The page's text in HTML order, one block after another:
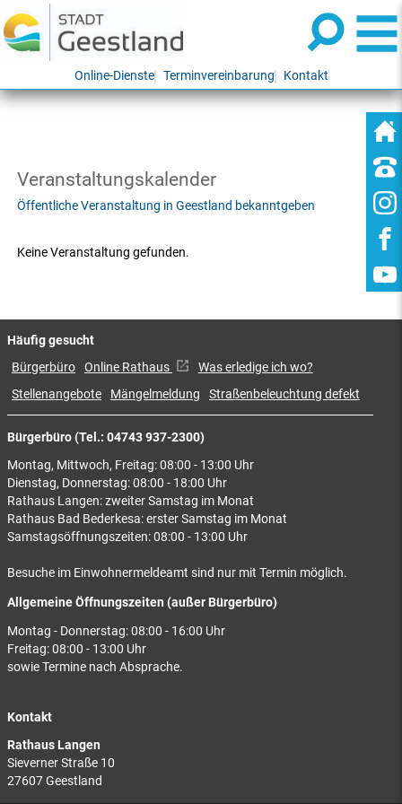
Online-Dienste Terminvereinbarung Kontakt
Veranstaltungskalender
Öffentliche Veranstaltung in Geestland bekanntgeben
Keine Veranstaltung gefunden.
Bürgerbüro (Tel.: 04743 937-2300)
Montag, Mittwoch, Freitag: 08:00 - 13:00 Uhr
Dienstag, Donnerstag: 08:00 - 18:00 Uhr
Rathaus Langen: zweiter Samstag im Monat
Rathaus Bad Bederkesa: erster Samstag im Monat
Samstagsöffnungszeiten: 08:00 - 13:00 Uhr
Besuche im Einwohnermeldeamt sind nur mit Termin möglich.
Allgemeine Öffnungszeiten (außer Bürgerbüro)
Montag - Donnerstag: 08:00 - 16:00 Uhr
Freitag: 08:00 - 13:00 Uhr
sowie Termine nach Absprache.
Kontakt
Rathaus Langen
Sieverner Straße 10
27607 Geestland
Häufig gesucht
Bürgerbüro Online Rathaus
Was erledige ich wo?
Stellenangebote
Mängelmeldung Straßenbeleuchtung defekt